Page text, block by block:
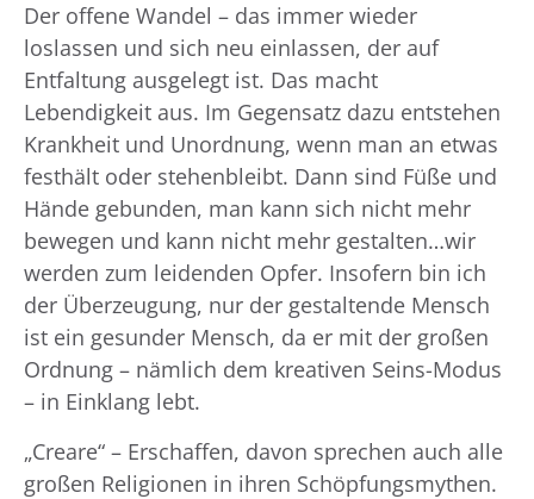
Der offene Wandel – das immer wieder
loslassen und sich neu einlassen, der auf
Entfaltung ausgelegt ist. Das macht
Lebendigkeit aus. Im Gegensatz dazu entstehen
Krankheit und Unordnung, wenn man an etwas
festhält oder stehenbleibt. Dann sind Füße und
Hände gebunden, man kann sich nicht mehr
bewegen und kann nicht mehr gestalten…wir
werden zum leidenden Opfer. Insofern bin ich
der Überzeugung, nur der gestaltende Mensch
ist ein gesunder Mensch, da er mit der großen
Ordnung – nämlich dem kreativen Seins-Modus
– in Einklang lebt.
„Creare“ – Erschaffen, davon sprechen auch alle
großen Religionen in ihren Schöpfungsmythen.